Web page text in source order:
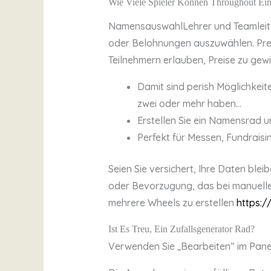
Wie Viele Spieler Können Throughout
NamensauswahlLehrer und
oder Belohnungen auszuwählen.
Teilnehmern erlauben, Preise zu
Damit sind perish
zwei oder mehr haben…
Erstellen Sie ein Namensrad
Perfekt für Messen,
Seien Sie versichert, Ihre Daten
oder Bevorzugung, das bei
mehrere Wheels zu erstellen https://
Ist Es Treu, Ein Zufallsgenerator Rad?
Verwenden Sie „Bearbeiten“ im